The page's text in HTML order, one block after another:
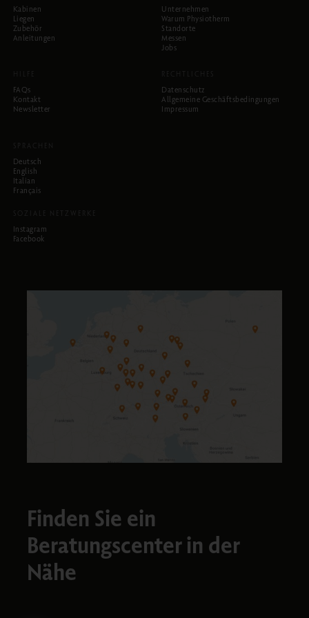
Kabinen
Liegen
Zubehör
Anleitungen
Unternehmen
Warum Physiotherm
Standorte
Messen
Jobs
FAQs
Kontakt
Newsletter
Datenschutz
Allgemeine Geschäftsbedingungen
Impressum
Deutsch
English
Italian
Français
SOZIALE NETZWERKE
Instagram
Facebook
Finden Sie ein
Beratungscenter in der
Nähe​